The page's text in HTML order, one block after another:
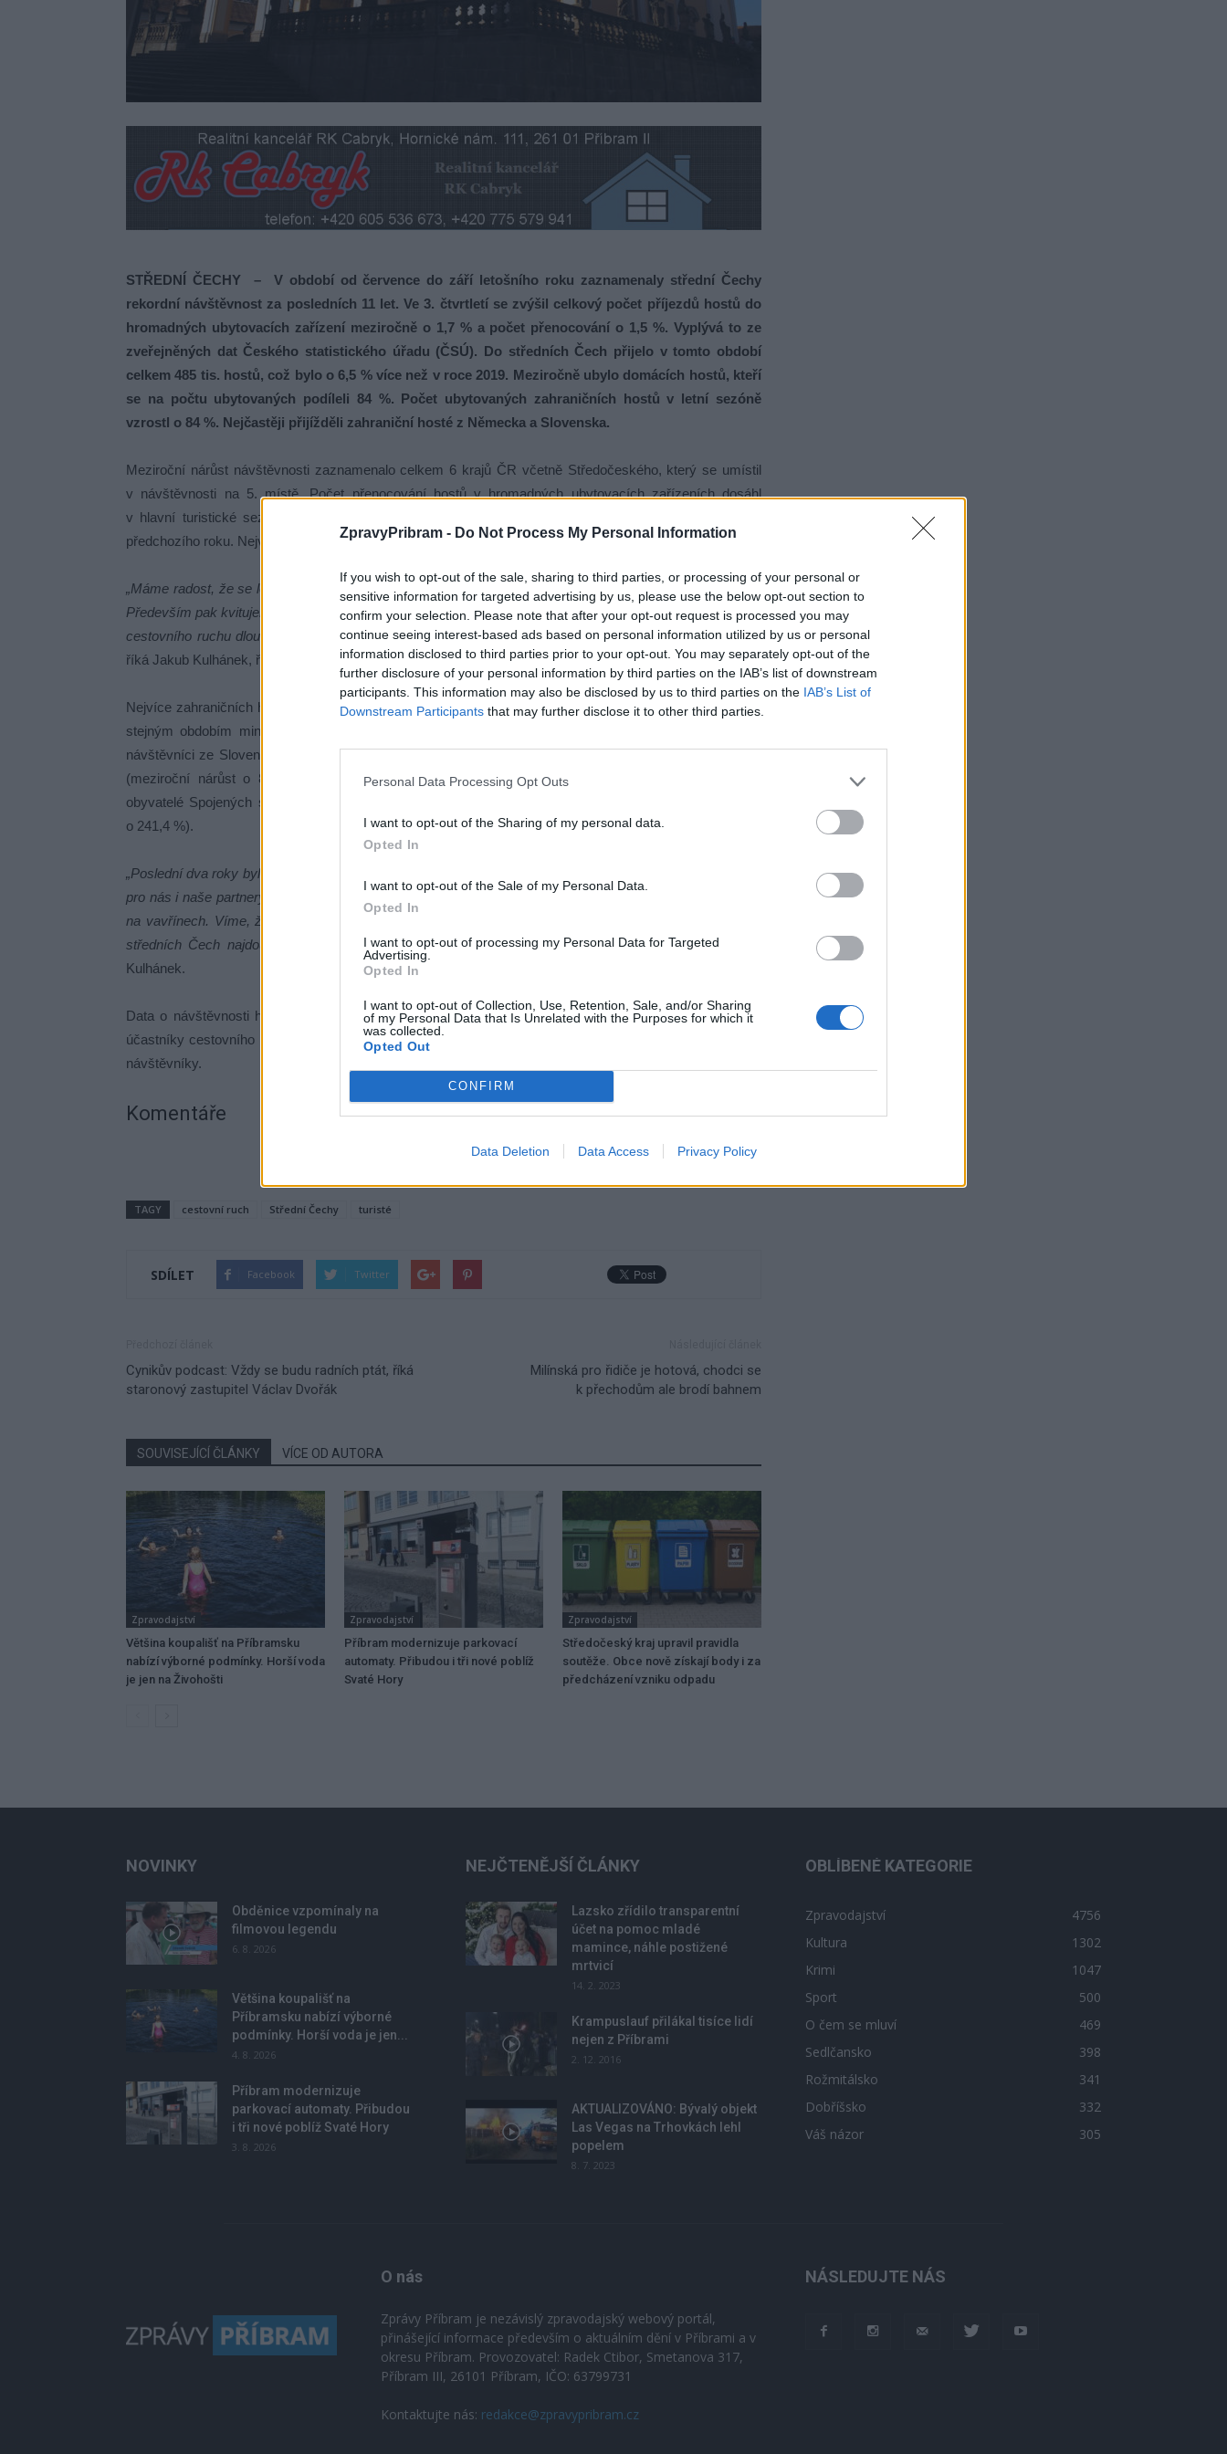
ZpravyPribram - Do Not Process My Personal Information
If you wish to opt-out of the sale, sharing to third parties, or processing of your personal or
sensitive information for targeted advertising by us, please use the below opt-out section to
confirm your selection. Please note that after your opt-out request is processed you may
continue seeing interest-based ads based on personal information utilized by us or personal
information disclosed to third parties prior to your opt-out. You may separately opt-out of the
further disclosure of your personal information by third parties on the IAB’s list of downstream
participants. This information may also be disclosed by us to third parties on the IAB’s List of
Downstream Participants that may further disclose it to other third parties.
Personal Data Processing Opt Outs
I want to opt-out of the Sharing of my personal data.
Opted In
I want to opt-out of the Sale of my Personal Data.
Opted In
I want to opt-out of processing my Personal Data for Targeted
Advertising.
Opted In
I want to opt-out of Collection, Use, Retention, Sale, and/or Sharing
of my Personal Data that Is Unrelated with the Purposes for which it
was collected.
Opted Out
CONFIRM
Data Deletion Data Access Privacy Policy
STŘEDNÍ ČECHY – V období od července do září letošního roku zaznamenaly střední Čechy
rekordní návštěvnost za posledních 11 let. Ve 3. čtvrtletí se zvýšil celkový počet příjezdů hostů do
hromadných ubytovacích zařízení meziročně o 1,7 % a počet přenocování o 1,5 %. Vyplývá to ze
zveřejněných dat Českého statistického úřadu (ČSÚ). Do středních Čech přijelo v tomto období
celkem 485 tis. hostů, což bylo o 6,5 % více než v roce 2019. Meziročně ubylo domácích hostů, kteří
se na počtu ubytovaných podíleli 84 %. Počet ubytovaných zahraničních hostů v letní sezóně
vzrostl o 84 %. Nejčastěji přijížděli zahraniční hosté z Německa a Slovenska.
Meziroční nárůst návštěvnosti zaznamenalo celkem 6 krajů ČR včetně Středočeského, který se umístil
v návštěvnosti na 5. místě. Počet přenocování hostů v hromadných ubytovacích zařízeních dosáhl
v hlavní turistické sezóně celkem 1,328 milionu nocí, což bylo o 1,5 % více než ve stejném období
předchozího roku. Největší nárůst zaznamenal jako tradičně měsíc červenec, a to o 3,2 %.
„Máme radost, že se letní sezóna ve středních Čechách opět vydařila a zavítalo k nám tolik návštěvníků.
Především pak kvitujeme návrat zahraničních hostů nejen ze sousedních zemí, kam Středočeská centrála
cestovního ruchu dlouhodobě cílí kampaně a propagaci. V této činnosti hodláme pokračovat i příští rok,“
říká Jakub Kulhánek, ředitel Středočeské centrály cestovního ruchu.
Nejvíce zahraničních hostů přijelo z Německa. Tvořili 30 % ze všech zahraničních hostů. V porovnání se
stejným obdobím minulého roku se jejich počet zvýšil o 70,7 %. Druhou nejpočetnější skupinu tvořili
návštěvníci ze Slovenska s meziročním zvýšením o 53,9 %. Na třetím místě se umístili hosté z Polska
(meziroční nárůst o 88,9 %). Ze zemí mimo EU byli v ubytovacích zařízeních nejvíce zastoupení
obyvatelé Spojených států amerických (nárůst o 148 %) a turisté z Velké Británie (meziroční zvýšení
o 241,4 %).
„Poslední dva roky byla letní sezóna ve středních Čechách rekordní, což je největší pochvalou a odměnou
pro nás i naše partnery v regionu, kteří usilovně pracují na zviditelnění středních Čech. Přesto neusínáme
na vavřínech. Víme, že příští rok nebude lehký pro nikoho z nás. My ale věříme, že si turisté cestu do
středních Čech najdou. Protože tento kraj má opravdu hodně co nabídnout,“dodává na závěr Jakub
Kulhánek.
Data o návštěvnosti hromadných ubytovacích zařízení pocházejí z plošného šetření ČSÚ a nezahrnují
účastníky cestovního ruchu, kteří se ubytovali jinde než v hromadném ubytovacím zařízení a jednodenní
návštěvníky.
Komentáře
TAGY cestovní ruch Střední Čechy turisté
SDÍLET Facebook Twitter
Cynikův podcast: Vždy se budu radních ptát, říká
staronový zastupitel Václav Dvořák
Milínská pro řidiče je hotová, chodci se
k přechodům ale brodí bahnem
SOUVISEJÍCÍ ČLÁNKY VÍCE OD AUTORA
Zpravodajství
Většina koupališť na Příbramsku
nabízí výborné podmínky. Horší voda
je jen na Živohošti
Zpravodajství
Příbram modernizuje parkovací
automaty. Přibudou i tři nové poblíž
Svaté Hory
Zpravodajství
Středočeský kraj upravil pravidla
soutěže. Obce nově získají body i za
předcházení vzniku odpadu
NOVINKY
Obděnice vzpomínaly na
filmovou legendu
6. 8. 2026
Většina koupališť na
Příbramsku nabízí výborné
podmínky. Horší voda je jen...
4. 8. 2026
Příbram modernizuje
parkovací automaty. Přibudou
i tři nové poblíž Svaté Hory
3. 8. 2026
NEJČTENĚJŠÍ ČLÁNKY
Lazsko zřídilo transparentní
účet na pomoc mladé
mamince, náhle postižené
mrtvicí
14. 2. 2023
Krampuslauf přilákal tisíce lidí
nejen z Příbrami
2. 12. 2016
AKTUALIZOVÁNO: Bývalý objekt
Las Vegas na Trhovkách lehl
popelem
8. 7. 2023
OBLÍBENÉ KATEGORIE
Zpravodajství
4756
Kultura
1302
Krimi
1047
Sport
500
O čem se mluví
469
Sedlčansko
398
Rožmitálsko
341
Dobříšsko
332
Váš názor
305
O nás
Zprávy Příbram je nezávislý zpravodajský webový portál,
přinášející informace především o aktuálním dění v Příbrami a v
okresu Příbram. Provozovatel: Radek Ctibor, Smetanova 317,
Příbram III, 26101 Příbram, IČO: 63799731
Kontaktujte nás: redakce@zpravypribram.cz
NÁSLEDUJTE NÁS